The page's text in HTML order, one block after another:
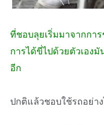
ที่ชอบลุยเริ่มมาจากกา
การได้ขี่ไปด้วยตัวเอง
อีก
ปกติแล้วชอบใช้รถอย่า